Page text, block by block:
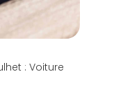
: Voiture